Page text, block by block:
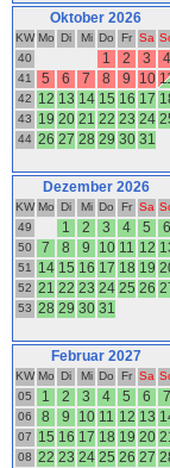
Oktober 2026
KW Mo Di Mi Do Fr Sa
40
1 2 3 4
41 5 6 7 8 9 10
42 12 13 14 15 16 17
43 19 20 21 22 23 24
44 26 27 28 29 30 31
Dezember 2026
KW Mo Di Mi Do Fr Sa
49
1 2 3 4 5 6
50 7 8 9 10 11 12
51 14 15 16 17 18 19
52 21 22 23 24 25 26
53 28 29 30 31
Februar 2027
KW Mo Di Mi Do Fr Sa
05
1 2 3 4 5 6 7
06 8 9 10 11 12 13
07 15 16 17 18 19 20
08 22 23 24 25 26 27